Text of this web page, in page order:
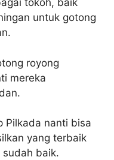
tokoh, baik
untuk gotong
royong
mereka
Pilkada nanti bisa
yang terbaik
sudah baik.